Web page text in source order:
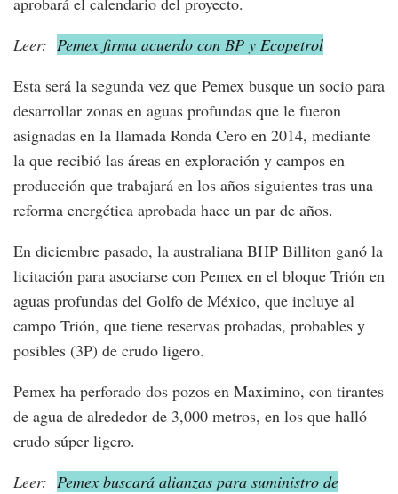
Leer: Pemex firma acuerdo con BP y Ecopetrol
Esta será la segunda vez que Pemex busque un socio para
desarrollar zonas en aguas profundas que le fueron
asignadas en la llamada Ronda Cero en 2014, mediante
la que recibió las áreas en exploración y campos en
producción que trabajará en los años siguientes tras una
reforma energética aprobada hace un par de años.
En diciembre pasado, la australiana BHP Billiton ganó la
licitación para asociarse con Pemex en el bloque Trión en
aguas profundas del Golfo de México, que incluye al
campo Trión, que tiene reservas probadas, probables y
posibles (3P) de crudo ligero.
Pemex ha perforado dos pozos en Maximino, con tirantes
de agua de alrededor de 3,000 metros, en los que halló
crudo súper ligero.
Leer: Pemex buscará alianzas para suministro de